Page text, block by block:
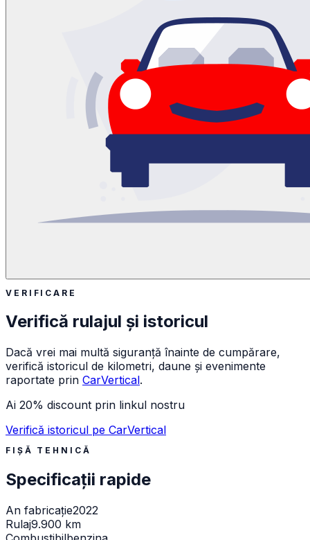
VERIFICARE
Verifică rulajul și istoricul
Dacă vrei mai multă siguranță înainte de cumpărare,
verifică istoricul de kilometri, daune și evenimente
raportate prin CarVertical.
Ai 20% discount prin linkul nostru
Verifică istoricul pe CarVertical
FIȘĂ TEHNICĂ
Specificații rapide
An fabricație2022
Rulaj9.900 km